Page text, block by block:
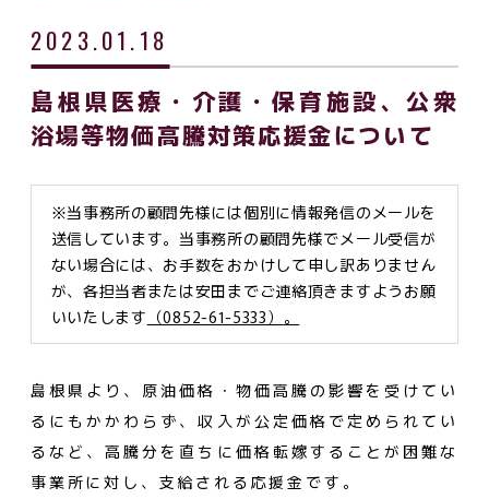
2023.01.18
島根県医療・介護・保育施設、公衆
浴場等物価高騰対策応援金について
※当事務所の顧問先様には個別に情報発信のメールを
送信しています。当事務所の顧問先様でメール受信が
ない場合には、お手数をおかけして申し訳ありません
が、各担当者または安田までご連絡頂きますようお願
いいたします （0852-61-5333） 。
島根県より、原油価格・物価高騰の影響を受けてい
るにもかかわらず、収入が公定価格で定められてい
るなど、高騰分を直ちに価格転嫁することが困難な
事業所に対し、支給される応援金です。